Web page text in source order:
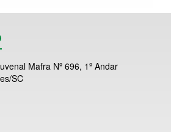
Mafra Nº 696, 1º Andar
SC